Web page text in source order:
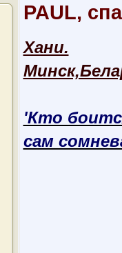
PAUL,
Хани.
'Кто
сам